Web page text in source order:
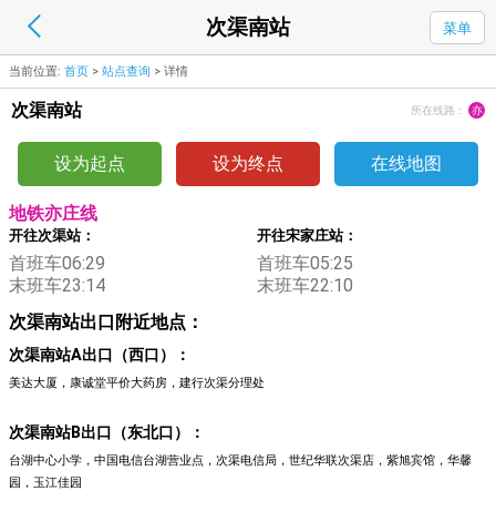
次渠南站 菜单
当前位置: 首页 > 站点查询 > 详情
次渠南站 所在线路： 亦
设为起点 设为终点 在线地图
地铁亦庄线
开往次渠站：
首班车06:29
末班车23:14
开往宋家庄站：
首班车05:25
末班车22:10
次渠南站出口附近地点：
次渠南站A出口（西口）：
美达大厦，康诚堂平价大药房，建行次渠分理处
次渠南站B出口（东北口）：
台湖中心小学，中国电信台湖营业点，次渠电信局，世纪华联次渠店，紫旭宾馆，华馨
园，玉江佳园